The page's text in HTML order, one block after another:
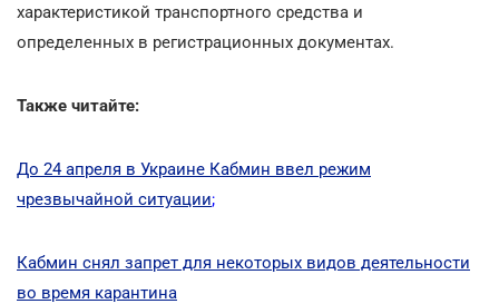
характеристикой транспортного средства и
определенных в регистрационных документах.
Также читайте:
До 24 апреля в Украине Кабмин ввел режим
чрезвычайной ситуации;
Кабмин снял запрет для некоторых видов деятельности
во время карантина